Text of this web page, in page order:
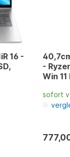
16 -
-
Win 11
sofort